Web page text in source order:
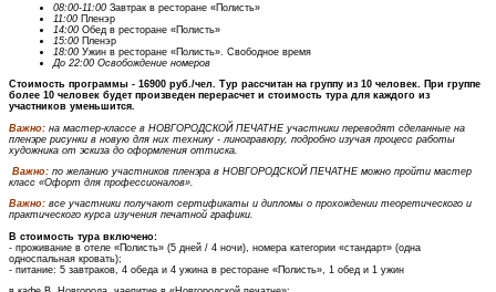
08:00-11:00 Завтрак в ресторане «Полисть»
11:00 Пленэр
14:00 Обед в ресторане «Полисть»
15:00 Пленэр
18:00 Ужин в ресторане «Полисть». Свободное время
До 22:00 Освобождение номеров
Стоимость программы - 16900 руб./чел. Тур рассчитан на группу из 10 человек. При группе
более 10 человек будет произведен перерасчет и стоимость тура для каждого из
участников уменьшится.
Важно: на мастер-классе в НОВГОРОДСКОЙ ПЕЧАТНЕ участники переводят сделанные на
пленэре рисунки в новую для них технику - линогравюру, подробно изучая процесс работы
художника от эскиза до оформления оттиска.
Важно: по желанию участников пленэра в НОВГОРОДСКОЙ ПЕЧАТНЕ можно пройти мастер
класс «Офорт для профессионалов».
Важно: все участники получают сертификаты и дипломы о прохождении теоретического и
практического курса изучения печатной графики.
В стоимость тура включено:
- проживание в отеле «Полисть» (5 дней / 4 ночи), номера категории «стандарт» (одна
односпальная кровать);
- питание: 5 завтраков, 4 обеда и 4 ужина в ресторане «Полисть», 1 обед и 1 ужин